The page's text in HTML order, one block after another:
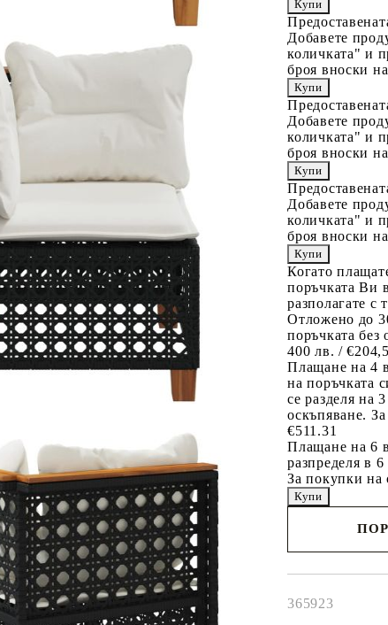
Добавете
количката" и
броя вноски
Добавете
количката" и
броя вноски
Добавете
количката" и
броя вноски
Когато
поръчката Ви
разполагате с
Отложено до
поръчката без
400 лв. /
Плащане на 4
на поръчката
се разделя на
оскъпяване.
€511.31
Плащане на 6
разпределя в
За покупки на
365923